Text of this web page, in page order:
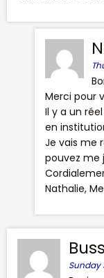
Merci pour
Il y a un
en
Je vais me
pouvez me
Nathalie,
Sunday